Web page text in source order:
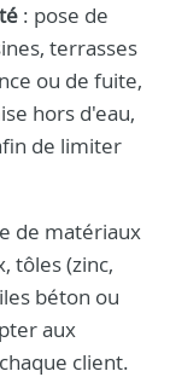
: pose de
terrasses
ou de fuite,
hors d'eau,
de limiter
de matériaux
tôles (zinc,
béton ou
aux
client.